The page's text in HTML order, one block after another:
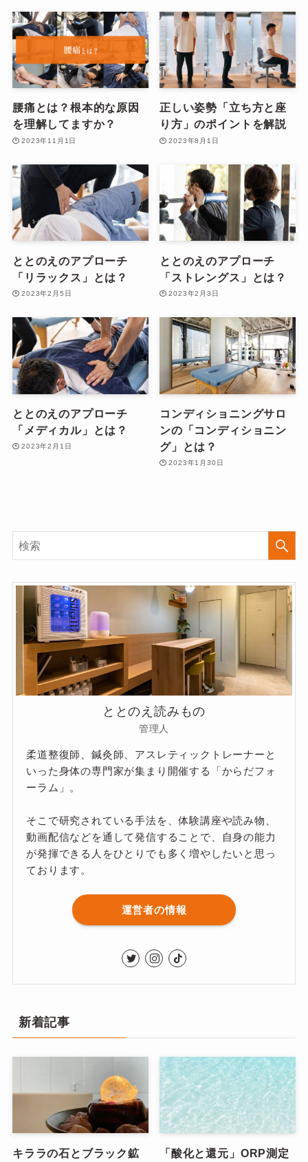
腰痛とは？根本的な原因
を理解してますか？
2023年11月1日
正しい姿勢「立ち方と座
り方」のポイントを解説
2023年8月1日
ととのえのアプローチ
「リラックス」とは？
2023年2月5日
ととのえのアプローチ
「ストレングス」とは？
2023年2月3日
ととのえのアプローチ
「メディカル」とは？
2023年2月1日
コンディショニングサロ
ンの「コンディショニン
グ」とは？
2023年1月30日
ととのえ読みもの
管理人
柔道整復師、鍼灸師、アスレティックトレーナーと
いった身体の専門家が集まり開催する「からだフォ
ーラム」。
そこで研究されている手法を、体験講座や読み物、
動画配信などを通して発信することで、自身の能力
が発揮できる人をひとりでも多く増やしたいと思っ
ております。
運営者の情報
新着記事
キララの石とブラック鉱
「酸化と還元」ORP測定